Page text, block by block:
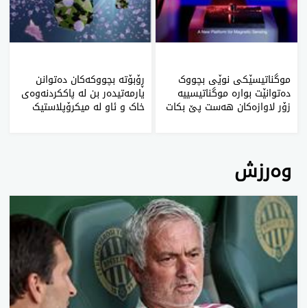
موگناتیسێکی نوێی بچووک
دەتوانێت بوارە موگناتیسییە
زۆر لاوازەکان هەست پێ بکات
ڕۆبۆتە بچووکەکان دەتوانن
یارمەتیدەر بن لە پاککردنەوەی
خاک و ئاو لە میکرۆپلاستیک
وەرزش